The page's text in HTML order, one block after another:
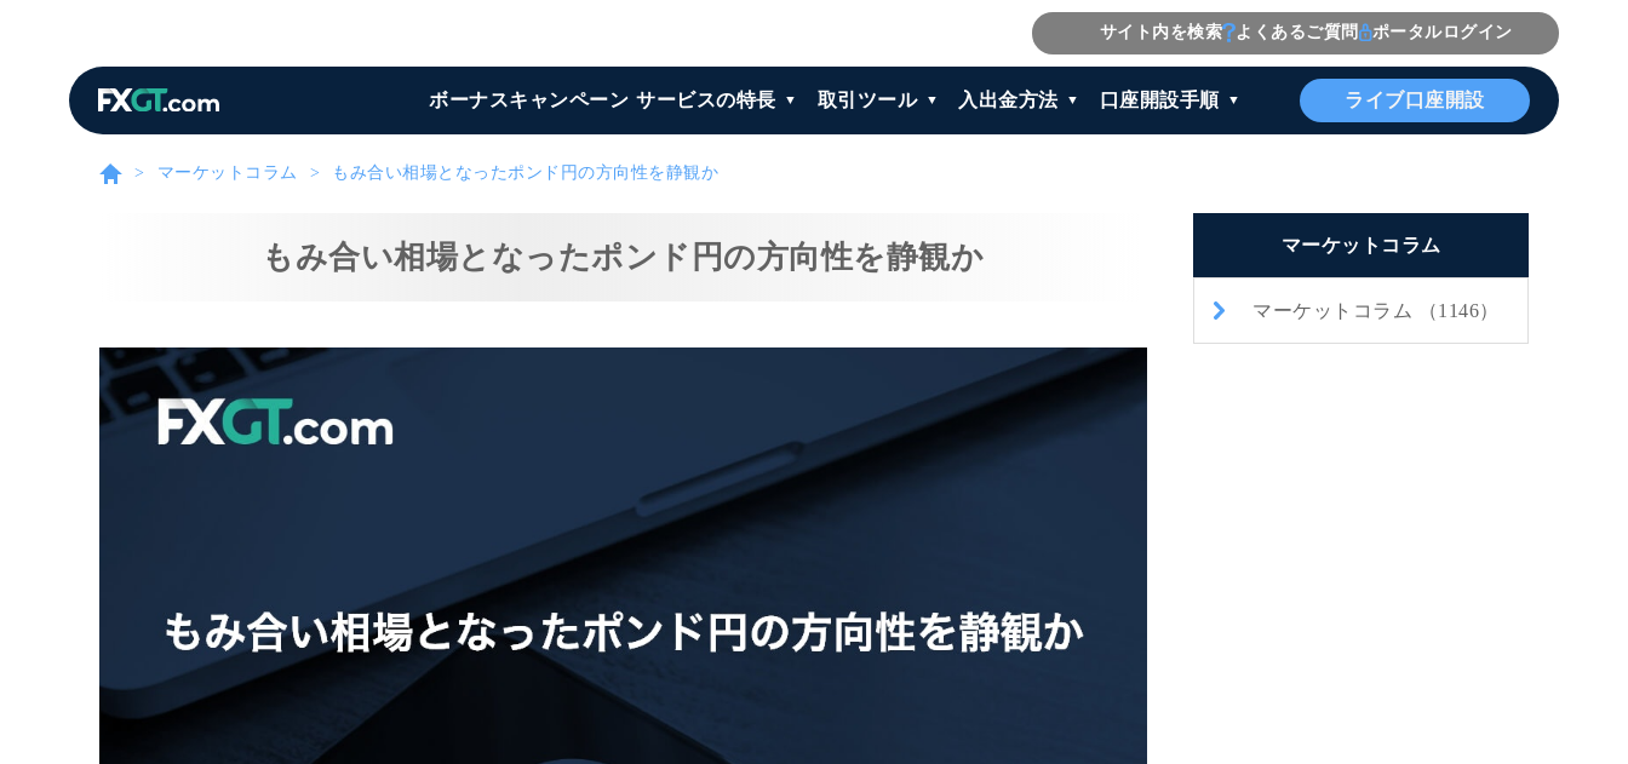
サイト内を検索 よくあるご質問 ポータルログイン
ボーナスキャンペーン サービスの特長 取引ツール 入出金方法 口座開設手順 ライブ口座開設
マーケットコラム もみ合い相場となったポンド円の方向性を静観か
もみ合い相場となったポンド円の方向性を静観か マーケットコラム
マーケットコラム （1146）